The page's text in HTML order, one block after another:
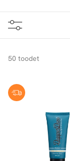
50 toodet